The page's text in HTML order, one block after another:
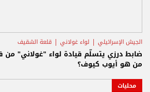
الجيش الإسرائيلي لواء غولاني قلعة الشقيف
ضابط درزي يتسلّم قيادة لواء "غولاني"
من هو أيوب كيوف؟
محليات